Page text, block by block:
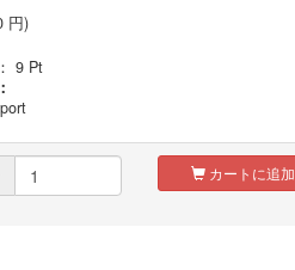
円)
9 Pt
カートに追加